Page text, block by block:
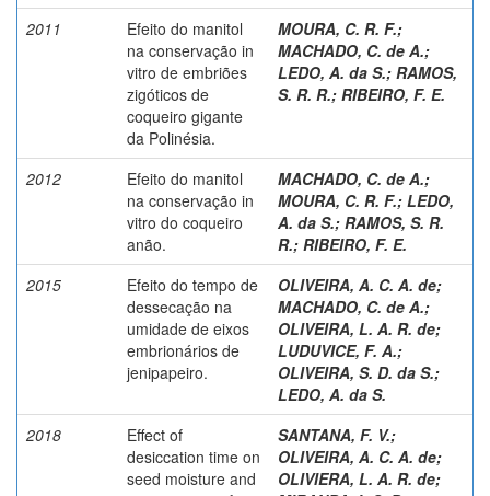
2011
Efeito do manitol
na conservação in
vitro de embriões
zigóticos de
coqueiro gigante
da Polinésia.
MOURA, C. R. F.;
MACHADO, C. de A.;
LEDO, A. da S.; RAMOS,
S. R. R.; RIBEIRO, F. E.
2012
Efeito do manitol
na conservação in
vitro do coqueiro
anão.
MACHADO, C. de A.;
MOURA, C. R. F.; LEDO,
A. da S.; RAMOS, S. R.
R.; RIBEIRO, F. E.
2015
Efeito do tempo de
dessecação na
umidade de eixos
embrionários de
jenipapeiro.
OLIVEIRA, A. C. A. de;
MACHADO, C. de A.;
OLIVEIRA, L. A. R. de;
LUDUVICE, F. A.;
OLIVEIRA, S. D. da S.;
LEDO, A. da S.
2018
Effect of
desiccation time on
seed moisture and
SANTANA, F. V.;
OLIVEIRA, A. C. A. de;
OLIVIERA, L. A. R. de;